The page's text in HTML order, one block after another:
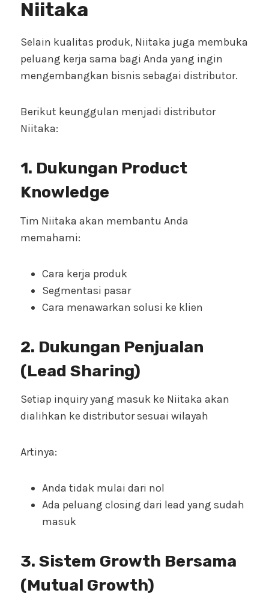
Niitaka
Selain kualitas produk, Niitaka juga membuka
peluang kerja sama bagi Anda yang ingin
mengembangkan bisnis sebagai distributor.
Berikut keunggulan menjadi distributor
Niitaka:
1. Dukungan Product
Knowledge
Tim Niitaka akan membantu Anda
memahami:
Cara kerja produk
Segmentasi pasar
Cara menawarkan solusi ke klien
2. Dukungan Penjualan
(Lead Sharing)
Setiap inquiry yang masuk ke Niitaka akan
dialihkan ke distributor sesuai wilayah
Artinya:
Anda tidak mulai dari nol
Ada peluang closing dari lead yang sudah
masuk
3. Sistem Growth Bersama
(Mutual Growth)